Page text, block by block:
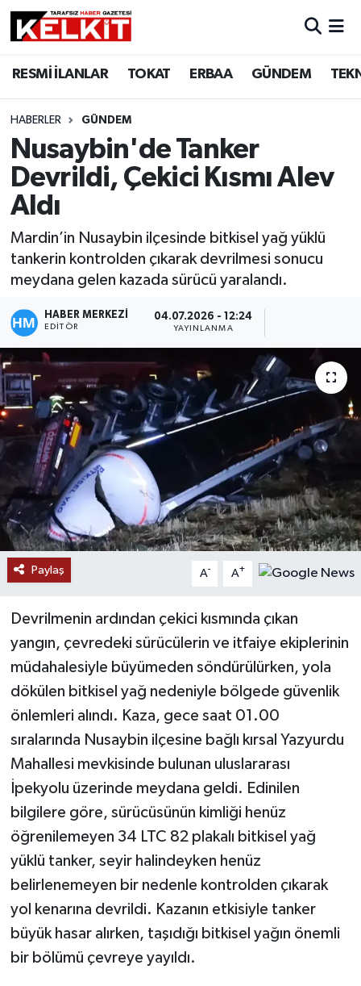
RESMİ İLANLAR TOKAT ERBAA GÜNDEM
HABERLER GÜNDEM
Nusaybin'de Tanker
Devrildi, Çekici Kısmı Alev
Aldı
Mardin’in Nusaybin ilçesinde bitkisel yağ yüklü
tankerin kontrolden çıkarak devrilmesi sonucu
meydana gelen kazada sürücü yaralandı.
HABER MERKEZİ
EDITÖR
04.07.2026 - 12:24
YAYINLANMA
Paylaş A- A+
Devrilmenin ardından çekici kısmında çıkan
yangın, çevredeki sürücülerin ve itfaiye ekiplerinin
müdahalesiyle büyümeden söndürülürken, yola
dökülen bitkisel yağ nedeniyle bölgede güvenlik
önlemleri alındı. Kaza, gece saat 01.00
sıralarında Nusaybin ilçesine bağlı kırsal Yazyurdu
Mahallesi mevkisinde bulunan uluslararası
İpekyolu üzerinde meydana geldi. Edinilen
bilgilere göre, sürücüsünün kimliği henüz
öğrenilemeyen 34 LTC 82 plakalı bitkisel yağ
yüklü tanker, seyir halindeyken henüz
belirlenemeyen bir nedenle kontrolden çıkarak
yol kenarına devrildi. Kazanın etkisiyle tanker
büyük hasar alırken, taşıdığı bitkisel yağın önemli
bir bölümü çevreye yayıldı.